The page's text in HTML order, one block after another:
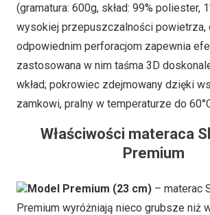
(gramatura: 600g, skład: 99% poliester,
wysokiej przepuszczalności powietrza,
odpowiednim perforacjom zapewnia
zastosowana w nim taśma 3D
wkład; pokrowiec zdejmowany dzięki
zamkowi, pralny w temperaturze do
Właściwości materaca
Premium
Model Premium (23 cm) – materac
Premium wyróżniają nieco grubsze niż